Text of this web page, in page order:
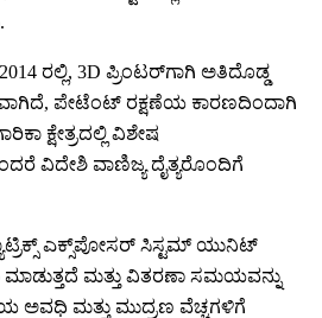
ರಲ್ಲಿ, 3D ಪ್ರಿಂಟರ್‌ಗಾಗಿ ಅತಿದೊಡ್ಡ
ಪೇಟೆಂಟ್ ರಕ್ಷಣೆಯ ಕಾರಣದಿಂದಾಗಿ
ಕ್ಷೇತ್ರದಲ್ಲಿ ವಿಶೇಷ
ವಿದೇಶಿ ವಾಣಿಜ್ಯ ದೈತ್ಯರೊಂದಿಗೆ
ಎಕ್ಸ್‌ಪೋಸರ್ ಸಿಸ್ಟಮ್ ಯುನಿಟ್
ಮತ್ತು ವಿತರಣಾ ಸಮಯವನ್ನು
ಅವಧಿ ಮತ್ತು ಮುದ್ರಣ ವೆಚ್ಚಗಳಿಗೆ